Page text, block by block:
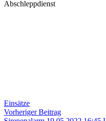
Abschleppdienst
Einsätze
Beitragsnavigation
Vorheriger BeitragVorheriger